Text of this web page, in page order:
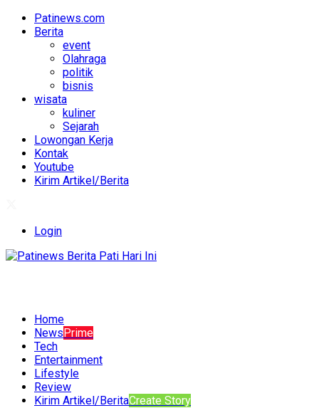
Patinews.com
Berita
event
Olahraga
politik
bisnis
wisata
kuliner
Sejarah
Lowongan Kerja
Kontak
Youtube
Kirim Artikel/Berita
Login
Home
NewsPrime
Tech
Entertainment
Lifestyle
Review
Kirim Artikel/BeritaCreate Story